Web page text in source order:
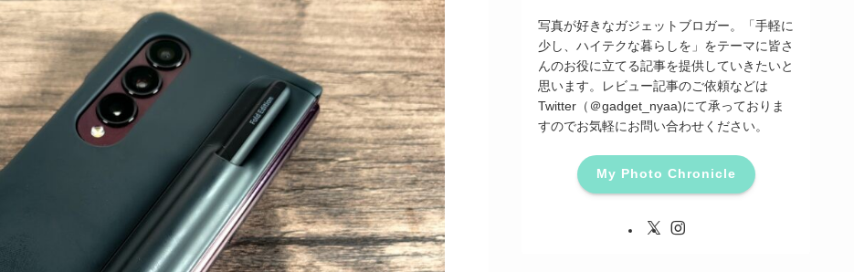
写真が好きなガジェットブロガー。「手軽に
少し、ハイテクな暮らしを」をテーマに皆さ
んのお役に立てる記事を提供していきたいと
思います。レビュー記事のご依頼などは
Twitter（＠gadget_nyaa)にて承っておりま
すのでお気軽にお問い合わせください。
My Photo Chronicle